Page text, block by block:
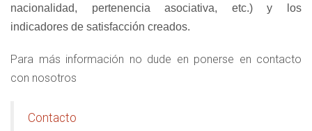
nacionalidad, pertenencia asociativa, etc.) y los
indicadores de satisfacción creados.
Para más información no dude en ponerse en contacto
con nosotros
Contacto